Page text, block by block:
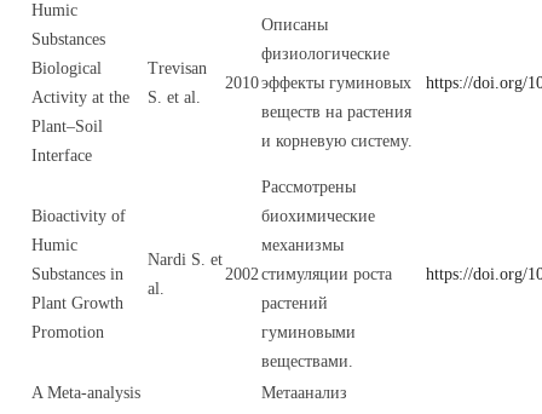
Humic
Substances
Biological
Activity at the
Plant–Soil
Interface
Trevisan
S. et al.
2010
Описаны
физиологические
эффекты гуминовых
веществ на растения
и корневую систему.
https://doi.org/
Bioactivity of
Humic
Substances in
Plant Growth
Promotion
Nardi S. et
al.
2002
Рассмотрены
биохимические
механизмы
стимуляции роста
растений
гуминовыми
веществами.
https://doi.org/
A Meta-analysis
Метаанализ